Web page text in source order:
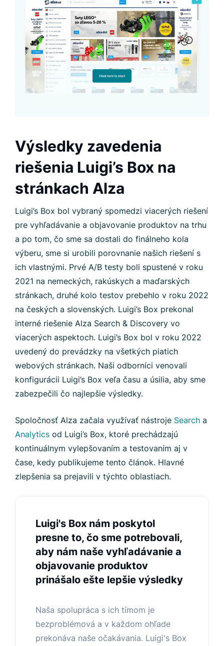
Výsledky zavedenia
riešenia Luigi’s Box na
stránkach Alza
Luigi’s Box bol vybraný spomedzi viacerých riešení
pre vyhľadávanie a objavovanie produktov na trhu
a po tom, čo sme sa dostali do finálneho kola
výberu, sme si urobili porovnanie našich riešení s
ich vlastnými. Prvé A/B testy boli spustené v roku
2021 na nemeckých, rakúskych a maďarských
stránkach, druhé kolo testov prebehlo v roku 2022
na českých a slovenských. Luigi’s Box prekonal
interné riešenie Alza Search & Discovery vo
viacerých aspektoch. Luigi’s Box bol v roku 2022
uvedený do prevádzky na všetkých piatich
webových stránkach. Naši odborníci venovali
konfigurácii Luigi’s Box veľa času a úsilia, aby sme
zabezpečili čo najlepšie výsledky.
Spoločnosť Alza začala využívať nástroje Search a
Analytics od Luigi’s Box, ktoré prechádzajú
kontinuálnym vylepšovaním a testovaním aj v
čase, kedy publikujeme tento článok. Hlavné
zlepšenia sa prejavili v týchto oblastiach.
Luigi's Box nám poskytol
presne to, čo sme potrebovali,
aby nám naše vyhľadávanie a
objavovanie produktov
prinášalo ešte lepšie výsledky
Naša spolupráca s ich tímom je
bezproblémová a v každom ohľade
prekonáva naše očakávania. Luigi's Box